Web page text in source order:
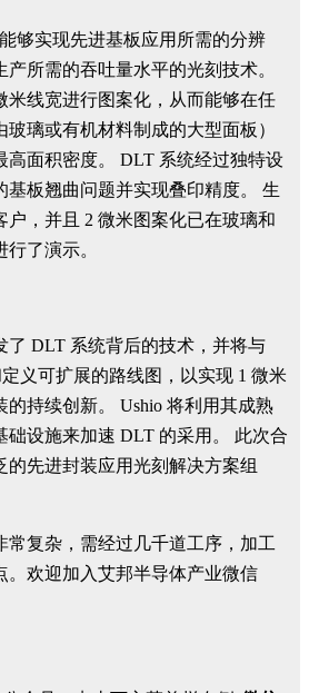
够实现先进基板应用所需的分辨
所需的吞吐量水平的光刻技术。
米线宽进行图案化，从而能够在任
璃或有机材料制成的大型面板）
高面积密度。 DLT 系统经过独特设
基板翘曲问题并实现叠印精度。 生
户，并且 2 微米图案化已在玻璃和
了演示。
了 DLT 系统背后的技术，并将与
义可扩展的路线图，以实现 1 微米
的持续创新。 Ushio 将利用其成熟
础设施来加速 DLT 的采用。 此次合
的先进封装应用光刻解决方案组
常复杂，需经过几千道工序，加工
。欢迎加入艾邦半导体产业微信